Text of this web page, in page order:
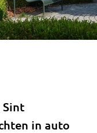
Sint
in auto